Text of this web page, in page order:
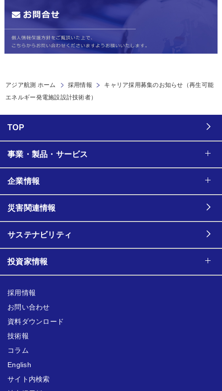
アジア航測 ホーム 採用情報
キャリア採用募集のお知らせ（再生可能
エネルギー発電施設設計技術者）
TOP
事業・製品・サービス
企業情報
災害関連情報
サステナビリティ
投資家情報
採用情報
お問い合わせ
資料ダウンロード
技術報
コラム
English
サイト内検索